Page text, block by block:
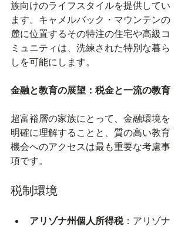
族向けのライフスタイルを提供してい
ます。キャメルバック・マウンテンの
麓に位置するその特注の住宅や高級コ
ミュニティは、洗練された特別な暮ら
しを可能にします。
金融と教育の展望：税金と一流の教育
超富裕層の家族にとって、金融環境を
明確に理解することと、質の高い教育
機会へのアクセスは最も重要な考慮事
項です。
税制環境
アリゾナ州個人所得税：アリゾナ